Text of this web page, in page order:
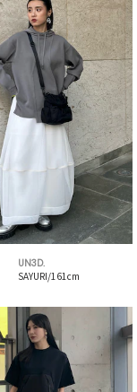
UN3D.
SAYURI/161cm